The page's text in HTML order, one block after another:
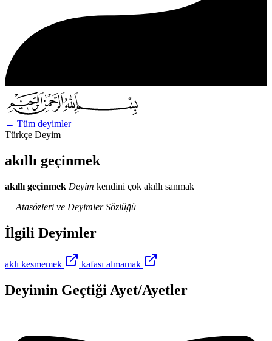
← Tüm deyimler
Türkçe Deyim
akıllı geçinmek
akıllı geçinmek Deyim kendini çok akıllı sanmak
— Atasözleri ve Deyimler Sözlüğü
İlgili Deyimler
aklı kesmemek kafası almamak
Deyimin Geçtiği Ayet/Ayetler